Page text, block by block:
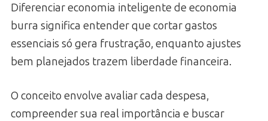
Diferenciar economia inteligente de economia
burra significa entender que cortar gastos
essenciais só gera frustração, enquanto ajustes
bem planejados trazem liberdade financeira.
O conceito envolve avaliar cada despesa,
compreender sua real importância e buscar